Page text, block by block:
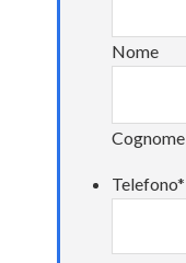
Nome
Cognome
Telefono*